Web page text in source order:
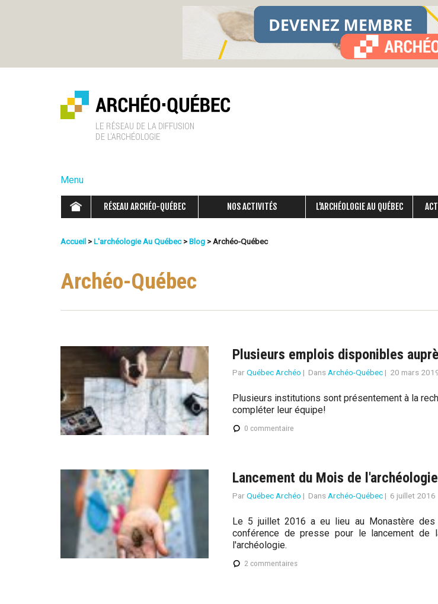
Aller
au
contenu
principal
r
o
u
b
e
Menu
RÉSEAU ARCHÉO-QUÉBEC NOS ACTIVITÉS L'ARCHÉOLOGIE AU QUÉBEC
Êtes
Ici
Accueil >L'archéologie Au Québec>Blog >Archéo-Québec
Archéo-Québec
Plusieurs emplois disponibles
ParQuébec Archéo | Dans Archéo-Québec | 20 mars
Plusieurs institutions sont présentement à la
compléter leur équipe!
0 commentaire
Lancement du Mois de
ParQuébec Archéo | Dans Archéo-Québec | 6 juillet 2016
Le 5 juillet 2016 a eu lieu au Monastère des
conférence de presse pour le lancement de
l'archéologie.
2 commentaires